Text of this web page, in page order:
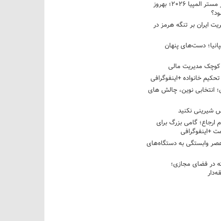
نبرد دو غول ایرانی در مستر المپیا ۲۰۲۶؛ بهروز
ایران بر تنگه هرمز در
دست‌های پنهان
مدیریت مالی
خانواده +اینفوگرافی
انتخابی نوین، چالش های
شیرینی نکنید
ارجاع؛ گامی بزرگ برای
+اینفوگرافی
وابستگی به دستگاه‌های
در فضای مجازی؛